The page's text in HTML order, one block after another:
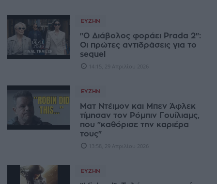
ΕΥΖΗΝ
"Ο Διάβολος φοράει Prada 2":
Οι πρώτες αντιδράσεις για το
sequel
14:15, 29 Απριλίου 2026
ΕΥΖΗΝ
Ματ Ντέιμον και Μπεν Άφλεκ
τίμησαν τον Ρόμπιν Γουίλιαμς,
που "καθόρισε την καριέρα
τους"
13:58, 29 Απριλίου 2026
ΕΥΖΗΝ